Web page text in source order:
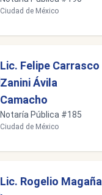
Ciudad de México
Lic. Felipe Carrasco
Zanini Ávila
Camacho
Notaría Pública #185
Ciudad de México
Lic. Rogelio Magaña